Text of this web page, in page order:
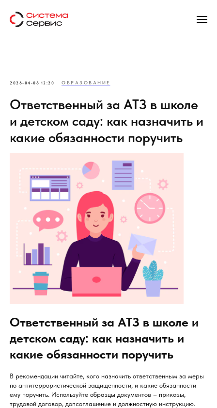
2026-04-08 12:20 ОБРАЗОВАНИЕ
Ответственный за АТЗ в школе
и детском саду: как назначить и
какие обязанности поручить
Ответственный за АТЗ в школе и
детском саду: как назначить и
какие обязанности поручить
В рекомендации читайте, кого назначить ответственным за меры
по антитеррористической защищенности, и какие обязанности
ему поручить. Используйте образцы документов – приказы,
трудовой договор, допсоглашение и должностную инструкцию.